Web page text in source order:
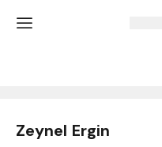
'
Zeynel Ergin